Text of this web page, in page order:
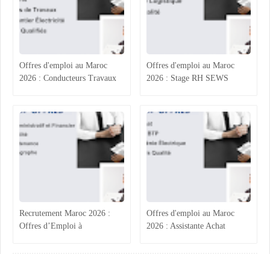
Offres d'emploi au Maroc
2026 : Conducteurs Travaux
Akdital Casablanca,
Électromécaniciens et
Électriciens Agadir et Oujda –
Postulez maintenant
Offres d'emploi au Maroc
2026 : Stage RH SEWS
Logistique Intérim et
Ingénieur Qualité Système
IATF Tanger – Postulez
maintenant
Recrutement Maroc 2026 :
Offres d’Emploi à
Offres d'emploi au Maroc
2026 : Assistante Achat